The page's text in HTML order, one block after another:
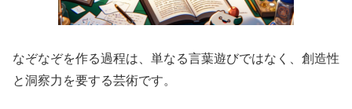
なぞなぞを作る過程は、単なる言葉遊びではなく、創造性
と洞察力を要する芸術です。